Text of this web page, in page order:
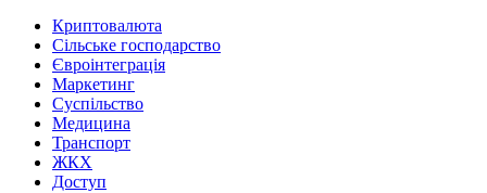
Криптовалюта
Сільське господарство
Євроінтеграція
Маркетинг
Суспільство
Медицина
Транспорт
ЖКХ
Доступ